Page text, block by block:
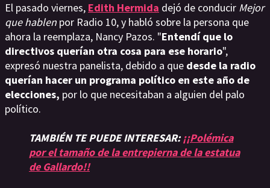
El pasado viernes, Edith Hermida dejó de conducir Mejor
que hablen por Radio 10, y habló sobre la persona que
ahora la reemplaza, Nancy Pazos. "Entendí que lo
directivos querían otra cosa para ese horario",
expresó nuestra panelista, debido a que desde la radio
querían hacer un programa político en este año de
elecciones, por lo que necesitaban a alguien del palo
político.
TAMBIÉN TE PUEDE INTERESAR:¡¡Polémica
por el tamaño de la entrepierna de la estatua
de Gallardo!!